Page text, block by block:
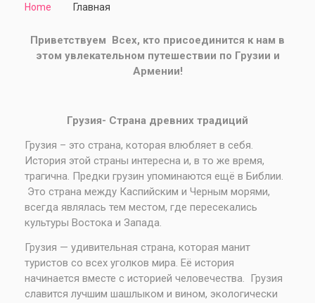
Home Главная
Приветствуем Всех, кто присоединится к нам в
этом увлекательном путешествии по Грузии и
Армении!
Грузия- Страна древних традиций
Грузия – это страна, которая влюбляет в себя.
История этой страны интересна и, в то же время,
трагична. Предки грузин упоминаются ещё в Библии.
Это страна между Каспийским и Черным морями,
всегда являлась тем местом, где пересекались
культуры Востока и Запада.
Грузия — удивительная страна, которая манит
туристов со всех уголков мира. Её история
начинается вместе с историей человечества. Грузия
славится лучшим шашлыком и вином, экологически